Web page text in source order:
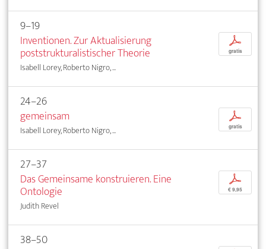
9–19
Inventionen. Zur Aktualisierung
poststrukturalistischer Theorie
Isabell Lorey, Roberto Nigro, ...
p
gratis
24–26
gemeinsam
Isabell Lorey, Roberto Nigro, ...
p
gratis
27–37
Das Gemeinsame konstruieren. Eine
Ontologie
Judith Revel
p
€ 9,95
38–50